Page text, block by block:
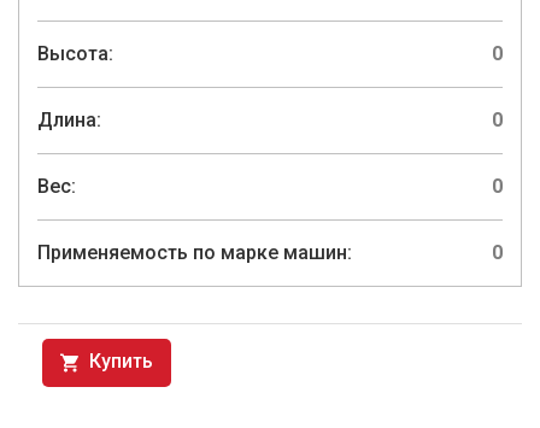
Высота: 0
Длина: 0
Вес: 0
Применяемость по марке машин: 0
Купить